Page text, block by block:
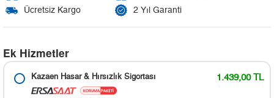
Ücretsiz Kargo
2 Yıl Garanti
Ek Hizmetler
Kazaen Hasar & Hırsızlık Sigortası 1.439,00 TL